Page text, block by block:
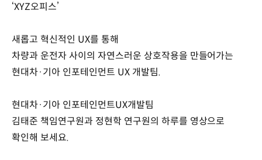
‘XYZ오피스’
새롭고 혁신적인 UX를 통해
차량과 운전자 사이의 자연스러운 상호작용을 만들어가는
현대차·기아 인포테인먼트 UX 개발팀.
현대차·기아 인포테인먼트UX개발팀
김태준 책임연구원과 정현학 연구원의 하루를 영상으로
확인해 보세요.